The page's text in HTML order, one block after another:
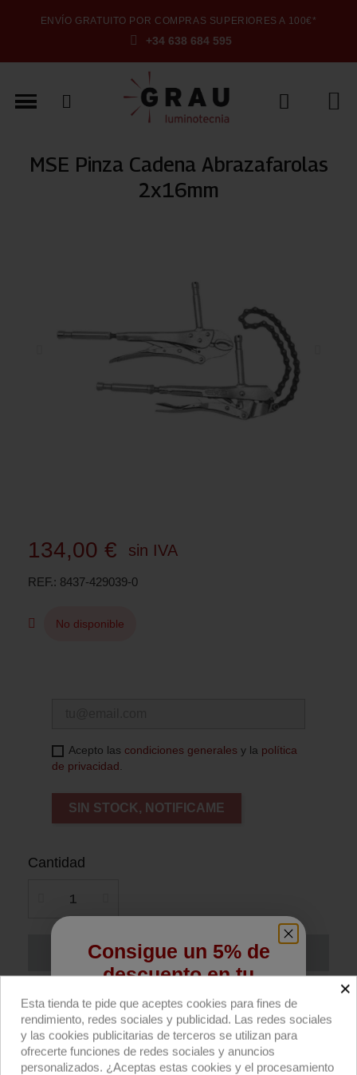
ENVÍO GRATUITO POR COMPRAS SUPERIORES A 100€*
+34 638 684 595
MSE Pinza Cadena Abrazafarolas
2x16mm
134,00 € sin IVA
REF. 8437-429039-0
No disponible
Acepto las condiciones generales y la política
de privacidad.
SIN STOCK, NOTIFICAME
Cantidad
Añadir al carrito
Compra ahora
Pinza con cadena abrazafarolas 2x16mm de
Matthews (MSE).
×
Esta tienda te pide que aceptes cookies para fines de
rendimiento, redes sociales y publicidad. Las redes sociales
y las cookies publicitarias de terceros se utilizan para
ofrecerte funciones de redes sociales y anuncios
personalizados. ¿Aceptas estas cookies y el procesamiento
Consigue un 5% de
descuento en tu
primera compra
Regístrate para recibir el descuento.
Email